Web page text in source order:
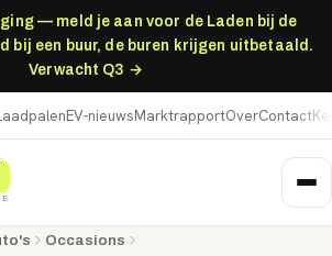
— meld je aan voor de Laden bij de
bij een buur, de buren krijgen uitbetaald.
Verwacht Q3 →
EV-nieuwsMarktrapportOverContact
Occasions